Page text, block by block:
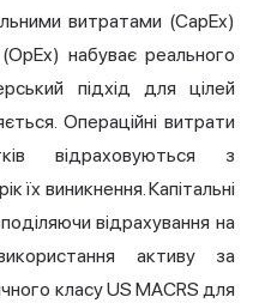
витратами (CapEx)
набуває реального
підхід для цілей
Операційні витрати
відраховуються з
їх виникнення. Капітальні
відрахування на
активу за
класу US MACRS для